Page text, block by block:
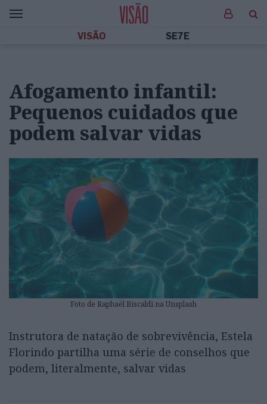
VISÃO SE7E
Afogamento infantil:
Pequenos cuidados que
podem salvar vidas
Foto de Raphaël Biscaldi na Unsplash
Instrutora de natação de sobrevivência, Estela
Florindo partilha uma série de conselhos que
podem, literalmente, salvar vidas